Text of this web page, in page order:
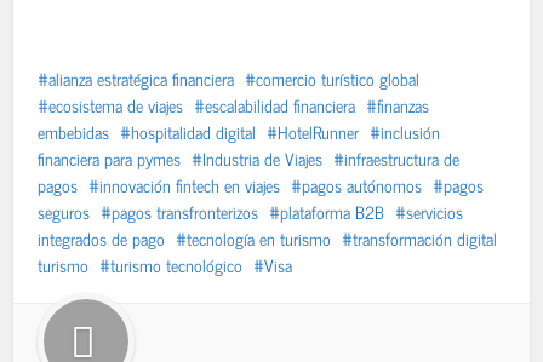
alianza estratégica financiera
comercio turístico global
ecosistema de viajes
escalabilidad financiera
finanzas
embebidas
hospitalidad digital HotelRunner
inclusión
financiera para pymes
Industria de Viajes
infraestructura de
pagos
innovación fintech en viajes pagos autónomos
pagos
seguros
pagos transfronterizos plataforma B2B
servicios
integrados de pago
tecnología en turismo
transformación digital
turismo
turismo tecnológico Visa